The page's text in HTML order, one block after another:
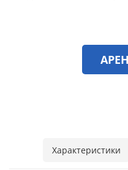
Характеристики